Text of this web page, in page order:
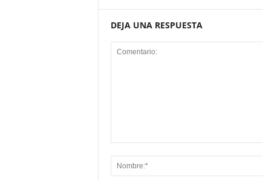
DEJA UNA RESPUESTA